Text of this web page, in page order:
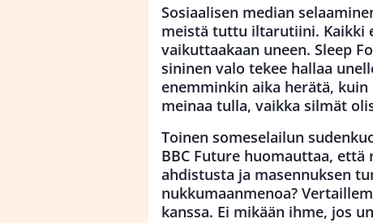
Sosiaalisen median
meistä tuttu iltarutiini. Kaikki
vaikuttaakaan uneen. Sleep
sininen valo tekee hallaa
enemminkin aika herätä,
meinaa tulla, vaikka silmät
Toinen someselailun
BBC Future huomauttaa,
ahdistusta ja masennuksen
nukkumaanmenoa?
kanssa. Ei mikään ihme, jos